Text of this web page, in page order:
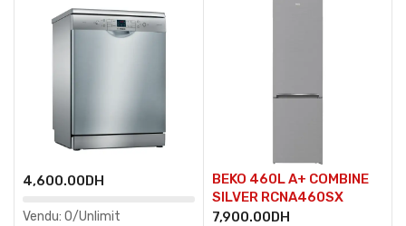
4,600.00DH
Vendu: 0/Unlimit
BEKO 460L A+ COMBINE
SILVER RCNA460SX
7,900.00DH